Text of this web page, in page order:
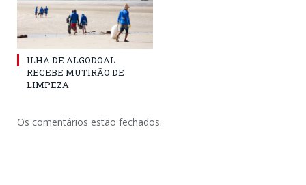
ILHA DE ALGODOAL
RECEBE MUTIRÃO DE
LIMPEZA
Os comentários estão fechados.